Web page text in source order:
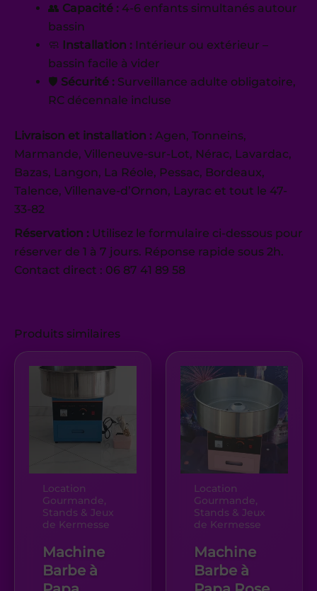
👥 Capacité : 4-6 enfants simultanés autour
bassin
🧼 Installation : Intérieur ou extérieur –
bassin facile à vider
🛡️ Sécurité : Surveillance adulte obligatoire,
RC décennale incluse
Livraison et installation : Agen, Tonneins,
Marmande, Villeneuve-sur-Lot, Nérac, Lavardac,
Bazas, Langon, La Réole, Pessac, Bordeaux,
Talence, Villenave-d’Ornon, Layrac et tout le 47-
33-82
Réservation : Utilisez le formulaire ci-dessous pour
réserver de 1 à 7 jours. Réponse rapide sous 2h.
Contact direct : 06 87 41 89 58
Produits similaires
Location
Gourmande,
Stands & Jeux
de Kermesse
Machine
Barbe à
Location
Gourmande,
Stands & Jeux
de Kermesse
Machine
Barbe à